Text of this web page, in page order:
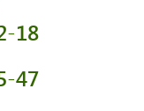
18
47